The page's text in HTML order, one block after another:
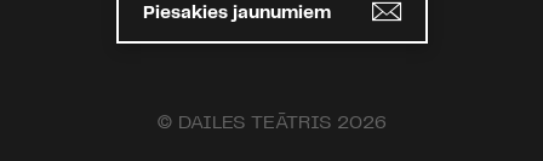
Piesakies jaunumiem
© DAILES TEĀTRIS 2026